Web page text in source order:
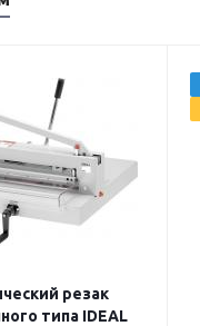
резак
типа IDEAL